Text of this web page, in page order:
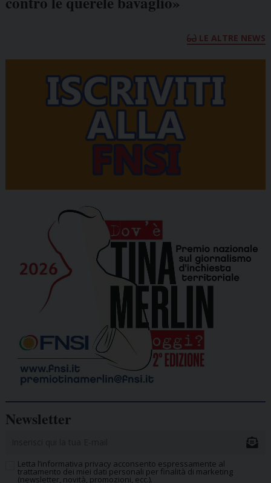
LE ALTRE NEWS
Newsletter
Letta l’informativa privacy acconsento espressamente al
trattamento dei miei dati personali per finalità di marketing
(newsletter, novità, promozioni, ecc.).